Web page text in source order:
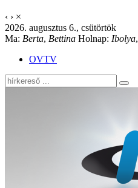
‹ › ×
2026. augusztus 6., csütörtök
Ma: Berta, Bettina Holnap: Ibolya,
OVTV